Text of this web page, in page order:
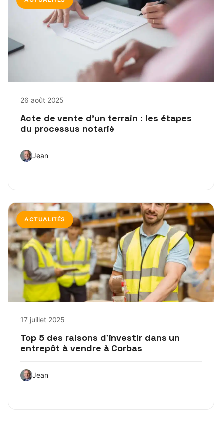
26 août 2025
Acte de vente d’un terrain : les étapes
du processus notarié
Jean
ACTUALITÉS
17 juillet 2025
Top 5 des raisons d’investir dans un
entrepôt à vendre à Corbas
Jean